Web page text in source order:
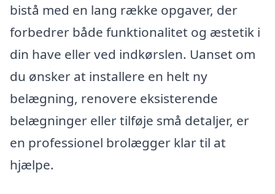
bistå med en lang række opgaver, der
forbedrer både funktionalitet og æstetik i
din have eller ved indkørslen. Uanset om
du ønsker at installere en helt ny
belægning, renovere eksisterende
belægninger eller tilføje små detaljer, er
en professionel brolægger klar til at
hjælpe.